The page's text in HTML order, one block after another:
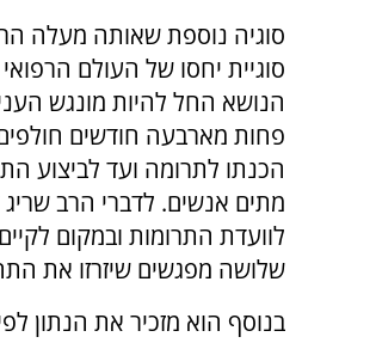
סוגיה נוספת שאותה מעלה
סוגיית יחסו של העולם
הנושא החל להיות מונגש
פחות מארבעה חודשים
הכנתו לתרומה ועד לביצוע
מתים אנשים. לדברי הרב
לוועדת התרומות ובמקום
שלושה מפגשים שיזרזו את